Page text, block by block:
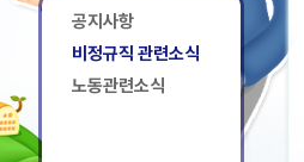
공지사항
비정규직 관련소식
노동관련소식